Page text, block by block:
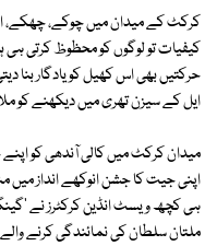
کرکٹ کے میدان میں چوکے، چھکے،
کیفیات تو لوگوں کو محظوظ کرتی
حرکتیں بھی اس کھیل کو یادگار بنا
ایل کے سیزن تھری میں دیکھنے کو
میدان کرکٹ میں کالی آندھی کو
اپنی جیت کا جشن انوکھے انداز میں
ہی کچھ ویسٹ انڈین کرکٹرز نے
ملتان سلطان کی نمائندگی کرنے